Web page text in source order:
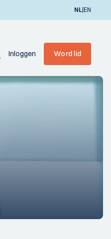
NL|EN
Inloggen Word lid